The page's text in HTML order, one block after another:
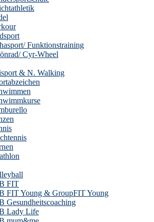
Funktionstraining
Cyr-Wheel
& N. Walking
FIT
FIT Young & GroupFIT Young
Gesundheitscoaching
Lady Life